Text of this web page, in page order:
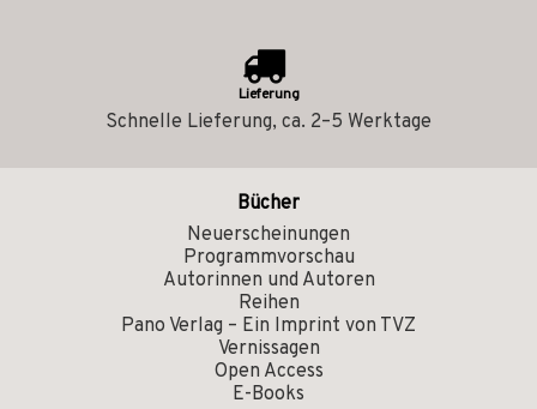
Lieferung
Schnelle Lieferung, ca. 2–5 Werktage
Bücher
Neuerscheinungen
Programmvorschau
Autorinnen und Autoren
Reihen
Pano Verlag – Ein Imprint von TVZ
Vernissagen
Open Access
E-Books